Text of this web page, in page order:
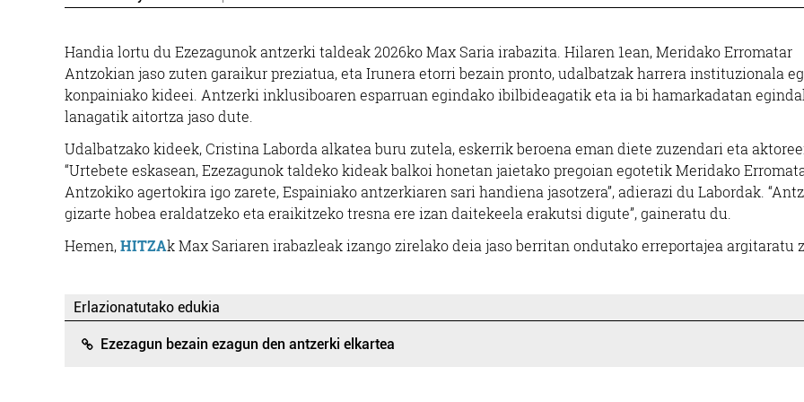
Handia lortu du Ezezagunok antzerki taldeak 2026ko Max Saria irabazita. Hilaren 1ean, Meridako Erromatar
Antzokian jaso zuten garaikur preziatua, eta Irunera etorri bezain pronto, udalbatzak harrera instituzionala
konpainiako kideei. Antzerki inklusiboaren esparruan egindako ibilbideagatik eta ia bi hamarkadatan
lanagatik aitortza jaso dute.
Udalbatzako kideek, Cristina Laborda alkatea buru zutela, eskerrik beroena eman diete zuzendari eta
“Urtebete eskasean, Ezezagunok taldeko kideak balkoi honetan jaietako pregoian egotetik Meridako
Antzokiko agertokira igo zarete, Espainiako antzerkiaren sari handiena jasotzera”, adierazi du Labordak.
gizarte hobea eraldatzeko eta eraikitzeko tresna ere izan daitekeela erakutsi digute”, gaineratu du.
Hemen,HITZAk Max Sariaren irabazleak izango zirelako deia jaso berritan ondutako erreportajea argitaratu
Erlazionatutako edukia
Ezezagun bezain ezagun den antzerki elkartea
Supermerkatuak Argazkilaritza Supermerkatuak